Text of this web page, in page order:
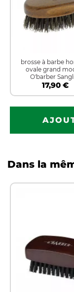
brosse à barbe
ovale grand
O'barber
17,90 €
Dans la